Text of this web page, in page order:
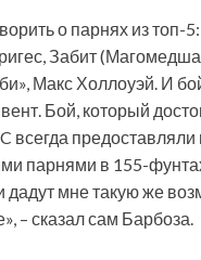
о парнях из топ-
Забит
Макс Холлоуэй. И
Бой, который
всегда
парнями в 155-
дадут мне такую же
– сказал сам Барбоза.